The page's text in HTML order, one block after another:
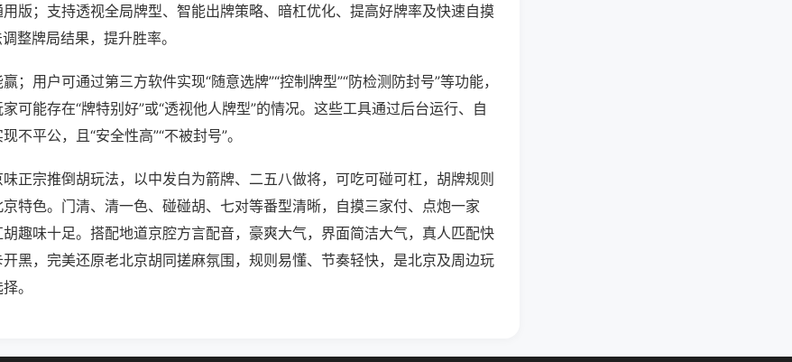
版；支持透视全局牌型、智能出牌策略、暗杠优化、提高好牌率及快速自摸
整牌局结果，提升胜率。
；用户可通过第三方软件实现“随意选牌”“控制牌型”“防检测防封号”等功能，
可能存在“牌特别好”或“透视他人牌型”的情况。这些工具通过后台运行、自
不平公，且“安全性高”“不被封号”。
正宗推倒胡玩法，以中发白为箭牌、二五八做将，可吃可碰可杠，胡牌规则
特色。门清、清一色、碰碰胡、七对等番型清晰，自摸三家付、点炮一家
趣味十足。搭配地道京腔方言配音，豪爽大气，界面简洁大气，真人匹配快
黑，完美还原老北京胡同搓麻氛围，规则易懂、节奏轻快，是北京及周边玩
。